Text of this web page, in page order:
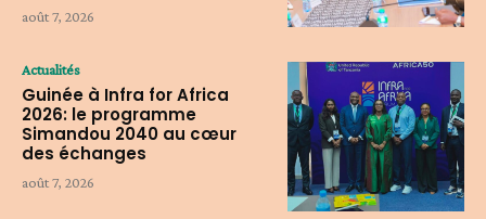
août 7, 2026
Actualités
Guinée à Infra for Africa
2026: le programme
Simandou 2040 au cœur
des échanges
août 7, 2026